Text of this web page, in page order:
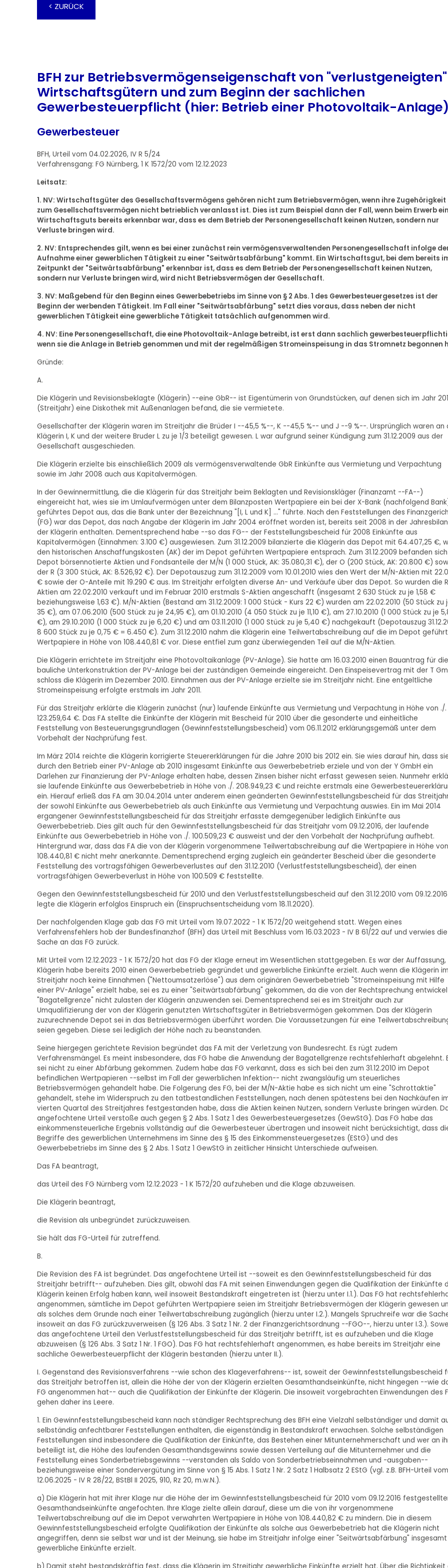
< ZURÜCK
BFH zur Betriebsvermögenseigenschaft von "verlustgeneigten"
Wirtschaftsgütern und zum Beginn der sachlichen
Gewerbesteuerpflicht (hier: Betrieb einer Photovoltaik-Anlage)
Gewerbesteuer
BFH, Urteil vom 04.02.2026, IV R 5/24
Verfahrensgang: FG Nürnberg, 1 K 1572/20 vom 12.12.2023
Leitsatz:
1. NV: Wirtschaftsgüter des Gesellschaftsvermögens gehören nicht zum Betriebsvermögen, wenn ihre Zugehörigkeit
zum Gesellschaftsvermögen nicht betrieblich veranlasst ist. Dies ist zum Beispiel dann der Fall, wenn beim Erwerb
Wirtschaftsguts bereits erkennbar war, dass es dem Betrieb der Personengesellschaft keinen Nutzen, sondern nur
Verluste bringen wird.
2. NV: Entsprechendes gilt, wenn es bei einer zunächst rein vermögensverwaltenden Personengesellschaft infolge
Aufnahme einer gewerblichen Tätigkeit zu einer "Seitwärtsabfärbung" kommt. Ein Wirtschaftsgut, bei dem bereits
Zeitpunkt der "Seitwärtsabfärbung" erkennbar ist, dass es dem Betrieb der Personengesellschaft keinen Nutzen,
sondern nur Verluste bringen wird, wird nicht Betriebsvermögen der Gesellschaft.
3. NV: Maßgebend für den Beginn eines Gewerbebetriebs im Sinne von § 2 Abs. 1 des Gewerbesteuergesetzes ist der
Beginn der werbenden Tätigkeit. Im Fall einer "Seitwärtsabfärbung" setzt dies voraus, dass neben der nicht
gewerblichen Tätigkeit eine gewerbliche Tätigkeit tatsächlich aufgenommen wird.
4. NV: Eine Personengesellschaft, die eine Photovoltaik-Anlage betreibt, ist erst dann sachlich
wenn sie die Anlage in Betrieb genommen und mit der regelmäßigen Stromeinspeisung in das Stromnetz begonnen
Gründe:
A.
Die Klägerin und Revisionsbeklagte (Klägerin) --eine GbR-- ist Eigentümerin von Grundstücken, auf denen sich im Jahr
(Streitjahr) eine Diskothek mit Außenanlagen befand, die sie vermietete.
Gesellschafter der Klägerin waren im Streitjahr die Brüder I --45,5 %--, K --45,5 %-- und J --9 %--. Ursprünglich waren an
Klägerin I, K und der weitere Bruder L zu je 1/3 beteiligt gewesen. L war aufgrund seiner Kündigung zum 31.12.2009 aus der
Gesellschaft ausgeschieden.
Die Klägerin erzielte bis einschließlich 2009 als vermögensverwaltende GbR Einkünfte aus Vermietung und Verpachtung
sowie im Jahr 2008 auch aus Kapitalvermögen.
In der Gewinnermittlung, die die Klägerin für das Streitjahr beim Beklagten und Revisionskläger (Finanzamt --FA--)
eingereicht hat, wies sie im Umlaufvermögen unter dem Bilanzposten Wertpapiere ein bei der X-Bank (nachfolgend
geführtes Depot aus, das die Bank unter der Bezeichnung "[I, L und K] ..." führte. Nach den Feststellungen des
(FG) war das Depot, das nach Angabe der Klägerin im Jahr 2004 eröffnet worden ist, bereits seit 2008 in der
der Klägerin enthalten. Dementsprechend habe --so das FG-- der Feststellungsbescheid für 2008 Einkünfte aus
Kapitalvermögen (Einnahmen: 3.100 €) ausgewiesen. Zum 31.12.2009 bilanzierte die Klägerin das Depot mit 64.407,25 €,
den historischen Anschaffungskosten (AK) der im Depot geführten Wertpapiere entsprach. Zum 31.12.2009 befanden
Depot börsennotierte Aktien und Fondsanteile der M/N (1 000 Stück, AK: 35.080,31 €), der O (200 Stück, AK: 20.800 €)
der R (3 300 Stück, AK: 8.526,92 €). Der Depotauszug zum 31.12.2009 vom 10.01.2010 wies den Wert der M/N-Aktien mit
€ sowie der O-Anteile mit 19.290 € aus. Im Streitjahr erfolgten diverse An- und Verkäufe über das Depot. So wurden die
Aktien am 22.02.2010 verkauft und im Februar 2010 erstmals S-Aktien angeschafft (insgesamt 2 630 Stück zu je 1,58 €
beziehungsweise 1,63 €). M/N-Aktien (Bestand am 31.12.2009: 1 000 Stück - Kurs 22 €) wurden am 22.02.2010 (50 Stück zu
35 €), am 07.06.2010 (500 Stück zu je 24,95 €), am 01.10.2010 (4 050 Stück zu je 11,10 €), am 27.10.2010 (1 000 Stück zu je
€), am 29.10.2010 (1 000 Stück zu je 6,20 €) und am 03.11.2010 (1 000 Stück zu je 5,40 €) nachgekauft (Depotauszug
8 600 Stück zu je 0,75 € = 6.450 €). Zum 31.12.2010 nahm die Klägerin eine Teilwertabschreibung auf die im Depot
Wertpapiere in Höhe von 108.440,81 € vor. Diese entfiel zum ganz überwiegenden Teil auf die M/N-Aktien.
Die Klägerin errichtete im Streitjahr eine Photovoltaikanlage (PV-Anlage). Sie hatte am 16.03.2010 einen Bauantrag für die
bauliche Unterkonstruktion der PV-Anlage bei der zuständigen Gemeinde eingereicht. Den Einspeisevertrag mit der T
schloss die Klägerin im Dezember 2010. Einnahmen aus der PV-Anlage erzielte sie im Streitjahr nicht. Eine entgeltliche
Stromeinspeisung erfolgte erstmals im Jahr 2011.
Für das Streitjahr erklärte die Klägerin zunächst (nur) laufende Einkünfte aus Vermietung und Verpachtung in Höhe von ./.
123.259,64 €. Das FA stellte die Einkünfte der Klägerin mit Bescheid für 2010 über die gesonderte und einheitliche
Feststellung von Besteuerungsgrundlagen (Gewinnfeststellungsbescheid) vom 06.11.2012 erklärungsgemäß unter dem
Vorbehalt der Nachprüfung fest.
Im März 2014 reichte die Klägerin korrigierte Steuererklärungen für die Jahre 2010 bis 2012 ein. Sie wies darauf hin, dass
durch den Betrieb einer PV-Anlage ab 2010 insgesamt Einkünfte aus Gewerbebetrieb erziele und von der Y GmbH ein
Darlehen zur Finanzierung der PV-Anlage erhalten habe, dessen Zinsen bisher nicht erfasst gewesen seien. Nunmehr
sie laufende Einkünfte aus Gewerbebetrieb in Höhe von ./. 208.949,23 € und reichte erstmals eine
ein. Hierauf erließ das FA am 30.04.2014 unter anderem einen geänderten Gewinnfeststellungsbescheid für das
der sowohl Einkünfte aus Gewerbebetrieb als auch Einkünfte aus Vermietung und Verpachtung auswies. Ein im Mai 2014
ergangener Gewinnfeststellungsbescheid für das Streitjahr erfasste demgegenüber lediglich Einkünfte aus
Gewerbebetrieb. Dies gilt auch für den Gewinnfeststellungsbescheid für das Streitjahr vom 09.12.2016, der laufende
Einkünfte aus Gewerbebetrieb in Höhe von ./. 100.509,23 € ausweist und der den Vorbehalt der Nachprüfung aufhebt.
Hintergrund war, dass das FA die von der Klägerin vorgenommene Teilwertabschreibung auf die Wertpapiere in Höhe von
108.440,81 € nicht mehr anerkannte. Dementsprechend erging zugleich ein geänderter Bescheid über die gesonderte
Feststellung des vortragsfähigen Gewerbeverlustes auf den 31.12.2010 (Verlustfeststellungsbescheid), der einen
vortragsfähigen Gewerbeverlust in Höhe von 100.509 € feststellte.
Gegen den Gewinnfeststellungsbescheid für 2010 und den Verlustfeststellungsbescheid auf den 31.12.2010 vom 09.12.2016
legte die Klägerin erfolglos Einspruch ein (Einspruchsentscheidung vom 18.11.2020).
Der nachfolgenden Klage gab das FG mit Urteil vom 19.07.2022 - 1 K 1572/20 weitgehend statt. Wegen eines
Verfahrensfehlers hob der Bundesfinanzhof (BFH) das Urteil mit Beschluss vom 16.03.2023 - IV B 61/22 auf und verwies die
Sache an das FG zurück.
Mit Urteil vom 12.12.2023 - 1 K 1572/20 hat das FG der Klage erneut im Wesentlichen stattgegeben. Es war der Auffassung,
Klägerin habe bereits 2010 einen Gewerbebetrieb gegründet und gewerbliche Einkünfte erzielt. Auch wenn die Klägerin im
Streitjahr noch keine Einnahmen ("Nettoumsatzerlöse") aus dem originären Gewerbebetrieb "Stromeinspeisung mit Hilfe
einer PV-Anlage" erzielt habe, sei es zu einer "Seitwärtsabfärbung" gekommen, da die von der Rechtsprechung
"Bagatellgrenze" nicht zulasten der Klägerin anzuwenden sei. Dementsprechend sei es im Streitjahr auch zur
Umqualifizierung der von der Klägerin genutzten Wirtschaftsgüter in Betriebsvermögen gekommen. Das der Klägerin
zuzurechnende Depot sei in das Betriebsvermögen überführt worden. Die Voraussetzungen für eine
seien gegeben. Diese sei lediglich der Höhe nach zu beanstanden.
Seine hiergegen gerichtete Revision begründet das FA mit der Verletzung von Bundesrecht. Es rügt zudem
Verfahrensmängel. Es meint insbesondere, das FG habe die Anwendung der Bagatellgrenze rechtsfehlerhaft abgelehnt.
sei nicht zu einer Abfärbung gekommen. Zudem habe das FG verkannt, dass es sich bei den zum 31.12.2010 im Depot
befindlichen Wertpapieren --selbst im Fall der gewerblichen Infektion-- nicht zwangsläufig um steuerliches
Betriebsvermögen gehandelt habe. Die Folgerung des FG, bei der M/N-Aktie habe es sich nicht um eine "Schrottaktie"
gehandelt, stehe im Widerspruch zu den tatbestandlichen Feststellungen, nach denen spätestens bei den Nachkäufen
vierten Quartal des Streitjahres festgestanden habe, dass die Aktien keinen Nutzen, sondern Verluste bringen würden.
angefochtene Urteil verstoße auch gegen § 2 Abs. 1 Satz 1 des Gewerbesteuergesetzes (GewStG). Das FG habe das
einkommensteuerliche Ergebnis vollständig auf die Gewerbesteuer übertragen und insoweit nicht berücksichtigt, dass
Begriffe des gewerblichen Unternehmens im Sinne des § 15 des Einkommensteuergesetzes (EStG) und des
Gewerbebetriebs im Sinne des § 2 Abs. 1 Satz 1 GewStG in zeitlicher Hinsicht Unterschiede aufweisen.
Das FA beantragt,
das Urteil des FG Nürnberg vom 12.12.2023 - 1 K 1572/20 aufzuheben und die Klage abzuweisen.
Die Klägerin beantragt,
die Revision als unbegründet zurückzuweisen.
Sie hält das FG-Urteil für zutreffend.
B.
Die Revision des FA ist begründet. Das angefochtene Urteil ist --soweit es den Gewinnfeststellungsbescheid für das
Streitjahr betrifft-- aufzuheben. Dies gilt, obwohl das FA mit seinen Einwendungen gegen die Qualifikation der Einkünfte
Klägerin keinen Erfolg haben kann, weil insoweit Bestandskraft eingetreten ist (hierzu unter I.1.). Das FG hat
angenommen, sämtliche im Depot geführten Wertpapiere seien im Streitjahr Betriebsvermögen der Klägerin gewesen
als solches dem Grunde nach einer Teilwertabschreibung zugänglich (hierzu unter I.2.). Mangels Spruchreife war die
insoweit an das FG zurückzuverweisen (§ 126 Abs. 3 Satz 1 Nr. 2 der Finanzgerichtsordnung --FGO--, hierzu unter I.3.).
das angefochtene Urteil den Verlustfeststellungsbescheid für das Streitjahr betrifft, ist es aufzuheben und die Klage
abzuweisen (§ 126 Abs. 3 Satz 1 Nr. 1 FGO). Das FG hat rechtsfehlerhaft angenommen, es habe bereits im Streitjahr eine
sachliche Gewerbesteuerpflicht der Klägerin bestanden (hierzu unter II.).
I. Gegenstand des Revisionsverfahrens --wie schon des Klageverfahrens-- ist, soweit der Gewinnfeststellungsbescheid
das Streitjahr betroffen ist, allein die Höhe der von der Klägerin erzielten Gesamthandseinkünfte, nicht hingegen --wie
FG angenommen hat-- auch die Qualifikation der Einkünfte der Klägerin. Die insoweit vorgebrachten Einwendungen des
gehen daher ins Leere.
1. Ein Gewinnfeststellungsbescheid kann nach ständiger Rechtsprechung des BFH eine Vielzahl selbständiger und damit
selbständig anfechtbarer Feststellungen enthalten, die eigenständig in Bestandskraft erwachsen. Solche selbständigen
Feststellungen sind insbesondere die Qualifikation der Einkünfte, das Bestehen einer Mitunternehmerschaft und wer an
beteiligt ist, die Höhe des laufenden Gesamthandsgewinns sowie dessen Verteilung auf die Mitunternehmer und die
Feststellung eines Sonderbetriebsgewinns --verstanden als Saldo von Sonderbetriebseinnahmen und -ausgaben--
beziehungsweise einer Sondervergütung im Sinne von § 15 Abs. 1 Satz 1 Nr. 2 Satz 1 Halbsatz 2 EStG (vgl. z.B. BFH-Urteil vom
12.06.2025 - IV R 28/22, BStBl II 2025, 910, Rz 20, m.w.N.).
a) Die Klägerin hat mit ihrer Klage nur die Höhe der im Gewinnfeststellungsbescheid für 2010 vom 09.12.2016
Gesamthandseinkünfte angefochten. Ihre Klage zielte allein darauf, diese um die von ihr vorgenommene
Teilwertabschreibung auf die im Depot verwahrten Wertpapiere in Höhe von 108.440,82 € zu mindern. Die in diesem
Gewinnfeststellungsbescheid erfolgte Qualifikation der Einkünfte als solche aus Gewerbebetrieb hat die Klägerin nicht
angegriffen, denn sie selbst war und ist der Meinung, sie habe im Streitjahr infolge einer "Seitwärtsabfärbung" insgesamt
gewerbliche Einkünfte erzielt.